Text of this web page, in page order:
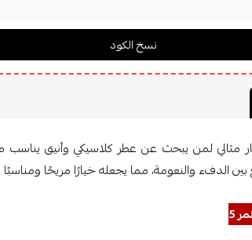
مثالي لمن يبحث عن عطر كلاسيكي وأنيق يناسب
بين الدفء والنعومة، مما يجعله خيارًا مريحًا
5